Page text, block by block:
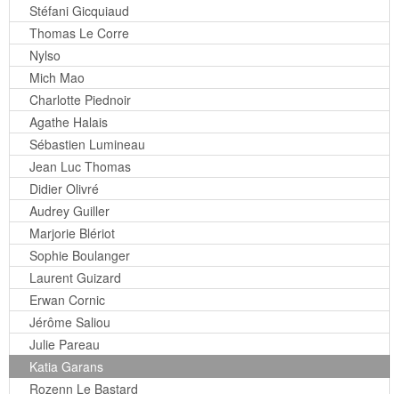
Stéfani Gicquiaud
Thomas Le Corre
Nylso
Mich Mao
Charlotte Piednoir
Agathe Halais
Sébastien Lumineau
Jean Luc Thomas
Didier Olivré
Audrey Guiller
Marjorie Blériot
Sophie Boulanger
Laurent Guizard
Erwan Cornic
Jérôme Saliou
Julie Pareau
Katia Garans
Rozenn Le Bastard